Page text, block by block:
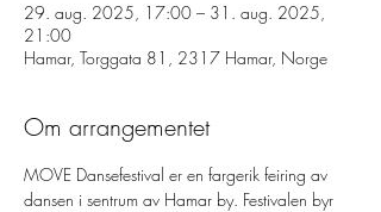
29. aug. 2025, 17:00 – 31. aug. 2025,
21:00
Hamar, Torggata 81, 2317 Hamar, Norge
Om arrangementet
MOVE Dansefestival er en fargerik feiring av
dansen i sentrum av Hamar by. Festivalen byr